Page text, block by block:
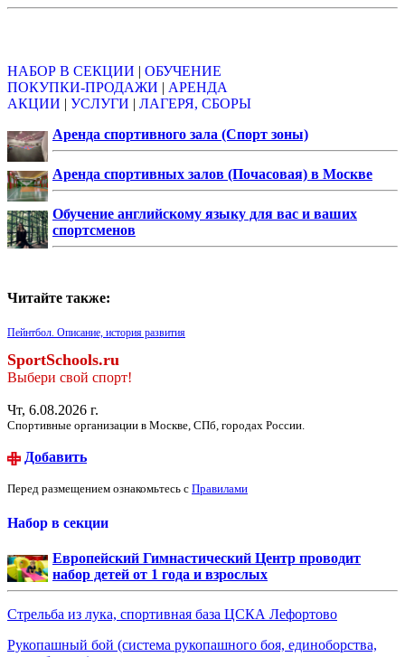
НАБОР В СЕКЦИИ | ОБУЧЕНИЕ
ПОКУПКИ-ПРОДАЖИ | АРЕНДА
АКЦИИ | УСЛУГИ | ЛАГЕРЯ, СБОРЫ
Аренда спортивного зала (Спорт зоны)
Аренда спортивных залов (Почасовая) в Москве
Обучение английскому языку для вас и ваших
спортсменов
Читайте также:
Пейнтбол. Описание, история развития
SportSchools.ru
Выбери свой спорт!
Чт, 6.08.2026 г.
Спортивные организации в Москве, СПб, городах России.
Добавить
Перед размещением ознакомьтесь с Правилами
Набор в секции
Европейский Гимнастический Центр проводит
набор детей от 1 года и взрослых
Стрельба из лука, спортивная база ЦСКА Лефортово
Рукопашный бой (система рукопашного боя, единоборства,